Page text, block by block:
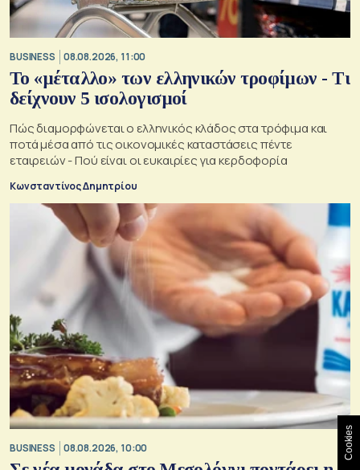
BUSINESS 08.08.2026, 11:00
Το «μέταλλο» των ελληνικών τροφίμων - Τι
δείχνουν 5 ισολογισμοί
Πώς διαμορφώνεται ο ελληνικός κλάδος στα τρόφιμα και
ποτά μέσα από τις οικονομικές καταστάσεις πέντε
εταιρειών - Πού είναι οι ευκαιρίες για κερδοφορία
Κωνσταντίνος Δημητρίου
BUSINESS 08.08.2026, 10:00 Cookies